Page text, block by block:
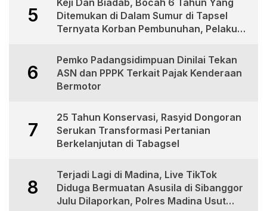
5
Ditemukan di Dalam Sumur di Tapsel
Ternyata Korban Pembunuhan, Pelaku
6
Pemko Padangsidimpuan Dinilai Tekan
ASN dan PPPK Terkait Pajak Kenderaan
Bermotor
7
25 Tahun Konservasi, Rasyid Dongoran
Serukan Transformasi Pertanian
Berkelanjutan di Tabagsel
8
Terjadi Lagi di Madina, Live TikTok
Diduga Bermuatan Asusila di Sibanggor
Julu Dilaporkan, Polres Madina Usut